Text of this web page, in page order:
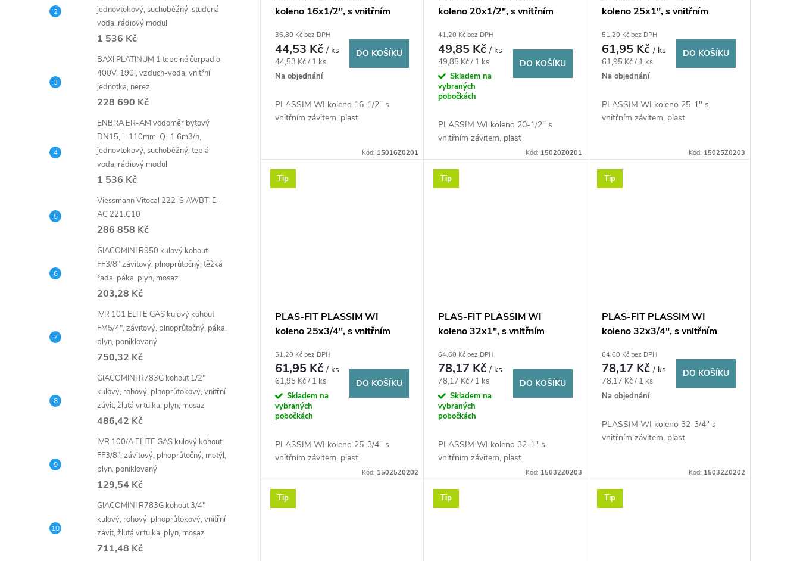
jednovtokový, suchoběžný, studená
voda, rádiový modul
1 536 Kč
BAXI PLATINUM 1 tepelné čerpadlo
400V, 190l, vzduch-voda, vnitřní
jednotka, nerez
228 690 Kč
ENBRA ER-AM vodoměr bytový
DN15, l=110mm, Q=1,6m3/h,
jednovtokový, suchoběžný, teplá
voda, rádiový modul
1 536 Kč
Viessmann Vitocal 222-S AWBT-E-
AC 221.C10
286 858 Kč
GIACOMINI R950 kulový kohout
FF3/8" závitový, plnoprůtočný, těžká
řada, páka, plyn, mosaz
203,28 Kč
IVR 101 ELITE GAS kulový kohout
FM5/4", závitový, plnoprůtočný, páka,
plyn, poniklovaný
750,32 Kč
GIACOMINI R783G kohout 1/2"
kulový, rohový, plnoprůtokový, vnitřní
závit, žlutá vrtulka, plyn, mosaz
486,42 Kč
IVR 100/A ELITE GAS kulový kohout
FF3/8", závitový, plnoprůtočný, motýl,
plyn, poniklovaný
129,54 Kč
GIACOMINI R783G kohout 3/4"
kulový, rohový, plnoprůtokový, vnitřní
závit, žlutá vrtulka, plyn, mosaz
711,48 Kč
ů
k
koleno 16x1/2", s vnitřním
36,80 Kč bez DPH
44,53 Kč/ ks
Měrná
cena:
44,53 Kč / 1 ks
Na objednání
DO KOŠÍKU
PLASSIM WI koleno 16-1/2'' s
vnitřním závitem, plast
Kód: 15016Z0201
koleno 20x1/2", s vnitřním
41,20 Kč bez DPH
49,85 Kč/ ks
Měrná
cena:
49,85 Kč / 1 ks
Skladem na
vybraných
pobočkách
DO KOŠÍKU
PLASSIM WI koleno 20-1/2'' s
vnitřním závitem, plast
Kód: 15020Z0201
koleno 25x1", s vnitřním
51,20 Kč bez DPH
61,95 Kč/ ks
Měrná
cena:
61,95 Kč / 1 ks
Na objednání
DO KOŠÍKU
PLASSIM WI koleno 25-1'' s
vnitřním závitem, plast
Kód: 15025Z0203
Tip
PLAS-FIT PLASSIM WI
koleno 25x3/4", s vnitřním
51,20 Kč bez DPH
61,95 Kč/ ks
Měrná
cena:
61,95 Kč / 1 ks
Skladem na
vybraných
pobočkách
DO KOŠÍKU
PLASSIM WI koleno 25-3/4'' s
vnitřním závitem, plast
Kód: 15025Z0202
Tip
PLAS-FIT PLASSIM WI
koleno 32x1", s vnitřním
64,60 Kč bez DPH
78,17 Kč/ ks
Měrná
cena:
78,17 Kč / 1 ks
Skladem na
vybraných
pobočkách
DO KOŠÍKU
PLASSIM WI koleno 32-1'' s
vnitřním závitem, plast
Kód: 15032Z0203
Tip
PLAS-FIT PLASSIM WI
koleno 32x3/4", s vnitřním
64,60 Kč bez DPH
78,17 Kč/ ks
Měrná
cena:
78,17 Kč / 1 ks
Na objednání
DO KOŠÍKU
PLASSIM WI koleno 32-3/4'' s
vnitřním závitem, plast
Kód: 15032Z0202
Tip Tip Tip